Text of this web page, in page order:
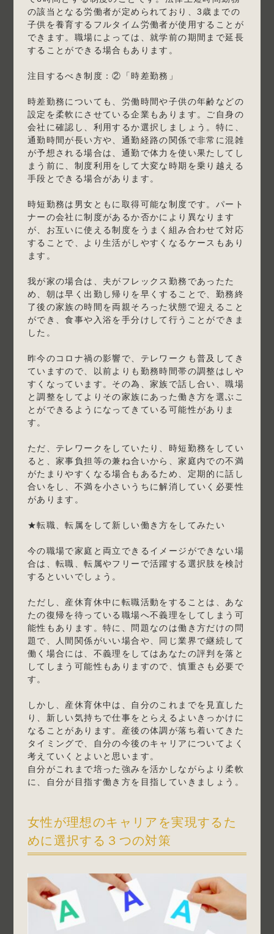
の該当となる労働者が定められており、3歳までの
子供を養育するフルタイム労働者が使用することが
できます。職場によっては、就学前の期間まで延長
することができる場合もあります。
注目するべき制度：②「時差勤務」
時差勤務についても、労働時間や子供の年齢などの
設定を柔軟にさせている企業もあります。ご自身の
会社に確認し、利用するか選択しましょう。特に、
通勤時間が長い方や、通勤経路の関係で非常に混雑
が予想される場合は、通勤で体力を使い果たしてし
まう前に、制度利用をして大変な時期を乗り越える
手段とできる場合があります。
時短勤務は男女ともに取得可能な制度です。パート
ナーの会社に制度があるか否かにより異なります
が、お互いに使える制度をうまく組み合わせて対応
することで、より生活がしやすくなるケースもあり
ます。
我が家の場合は、夫がフレックス勤務であったた
め、朝は早く出勤し帰りを早くすることで、勤務終
了後の家族の時間を両親そろった状態で迎えること
ができ、食事や入浴を手分けして行うことができま
した。
昨今のコロナ禍の影響で、テレワークも普及してき
ていますので、以前よりも勤務時間帯の調整はしや
すくなっています。その為、家族で話し合い、職場
と調整をしてよりその家族にあった働き方を選ぶこ
とができるようになってきている可能性がありま
す。
ただ、テレワークをしていたり、時短勤務をしてい
ると、家事負担等の兼ね合いから、家庭内での不満
がたまりやすくなる場合もあるため、定期的に話し
合いをし、不満を小さいうちに解消していく必要性
があります。
★転職、転属をして新しい働き方をしてみたい
今の職場で家庭と両立できるイメージができない場
合は、転職、転属やフリーで活躍する選択肢を検討
するといいでしょう。
ただし、産休育休中に転職活動をすることは、あな
たの復帰を待っている職場へ不義理をしてしまう可
能性もあります。特に、問題なのは働き方だけの問
題で、人間関係がいい場合や、同じ業界で継続して
働く場合には、不義理をしてはあなたの評判を落と
してしまう可能性もありますので、慎重さも必要で
す。
しかし、産休育休中は、自分のこれまでを見直した
り、新しい気持ちで仕事をとらえるよいきっかけに
なることがあります。産後の体調が落ち着いてきた
タイミングで、自分の今後のキャリアについてよく
考えていくとよいと思います。
自分がこれまで培った強みを活かしながらより柔軟
に、自分が目指す働き方を目指していきましょう。
女性が理想のキャリアを実現するた
めに選択する３つの対策